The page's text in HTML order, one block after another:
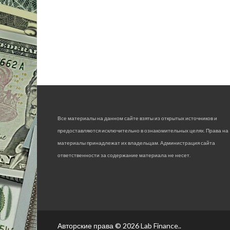
Все материалы на данном сайте взяты из открытых источников и
предоставляются исключительно в ознакомительных целях. Права на
материалы принадлежат их владельцам. Администрация сайта
ответственности за содержание материала не несет.
Авторские права © 2026Lab Finance..